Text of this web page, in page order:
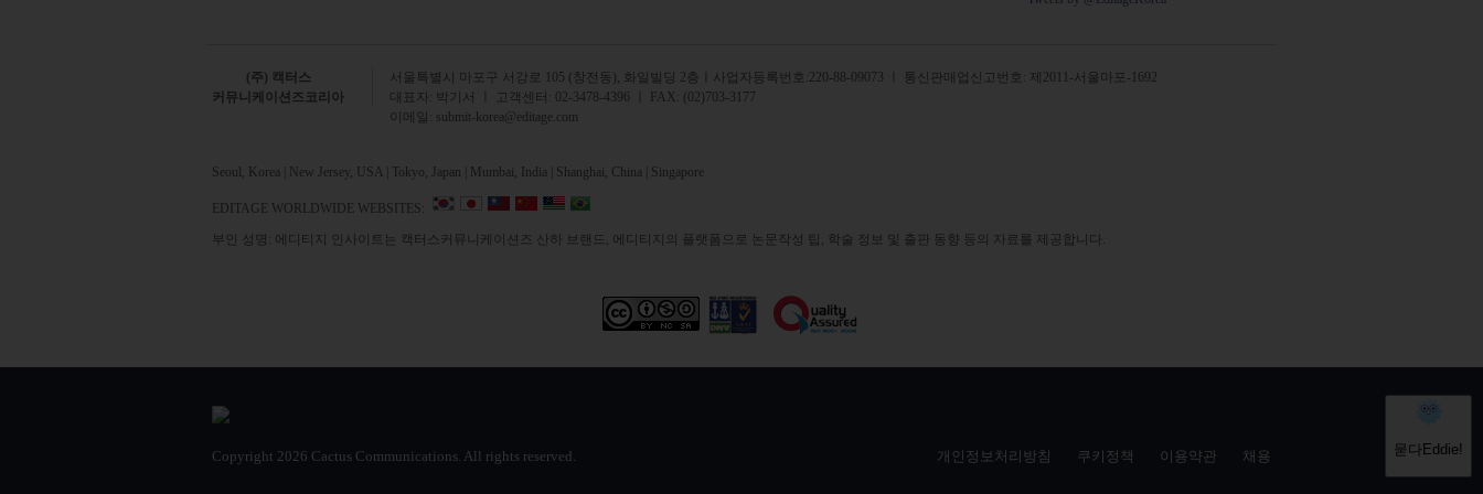
(주) 캑터스
커뮤니케이션즈코리아
서 울특별시 마포구 서강로 105 (창전동), 화일빌딩 2 층
ㅣ사업자등록번호:220-88-09073 ㅣ 통신판매업신고번호: 제2011-서울마포-1692
대표자: 박기서 ㅣ 고객센터:
02-3478-4396 ㅣ FAX: (02)703-3177
이메일: submit-korea@editage.com
Seoul, Korea | New Jersey, USA | Tokyo, Japan | Mumbai, India | Shanghai, China | Singapore
EDITAGE WORLDWIDE WEBSITES:
부인 성명: 에디티지 인사이트는 캑터스커뮤니케이션즈 산하 브랜드, 에디티지의 플랫폼으로 논문작성 팁, 학술 정보 및 출판 동향 등의 자료를 제공합니다.
Copyright 2026 Cactus Communications. All rights reserved. 개인정보처리방침 쿠키정책 이용약관 채용